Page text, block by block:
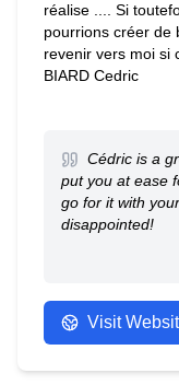
réalise .... Si
pourrions créer de
revenir vers moi si
BIARD Cedric
Cédric is a
put you at ease
go for it with
disappointed!
Visit